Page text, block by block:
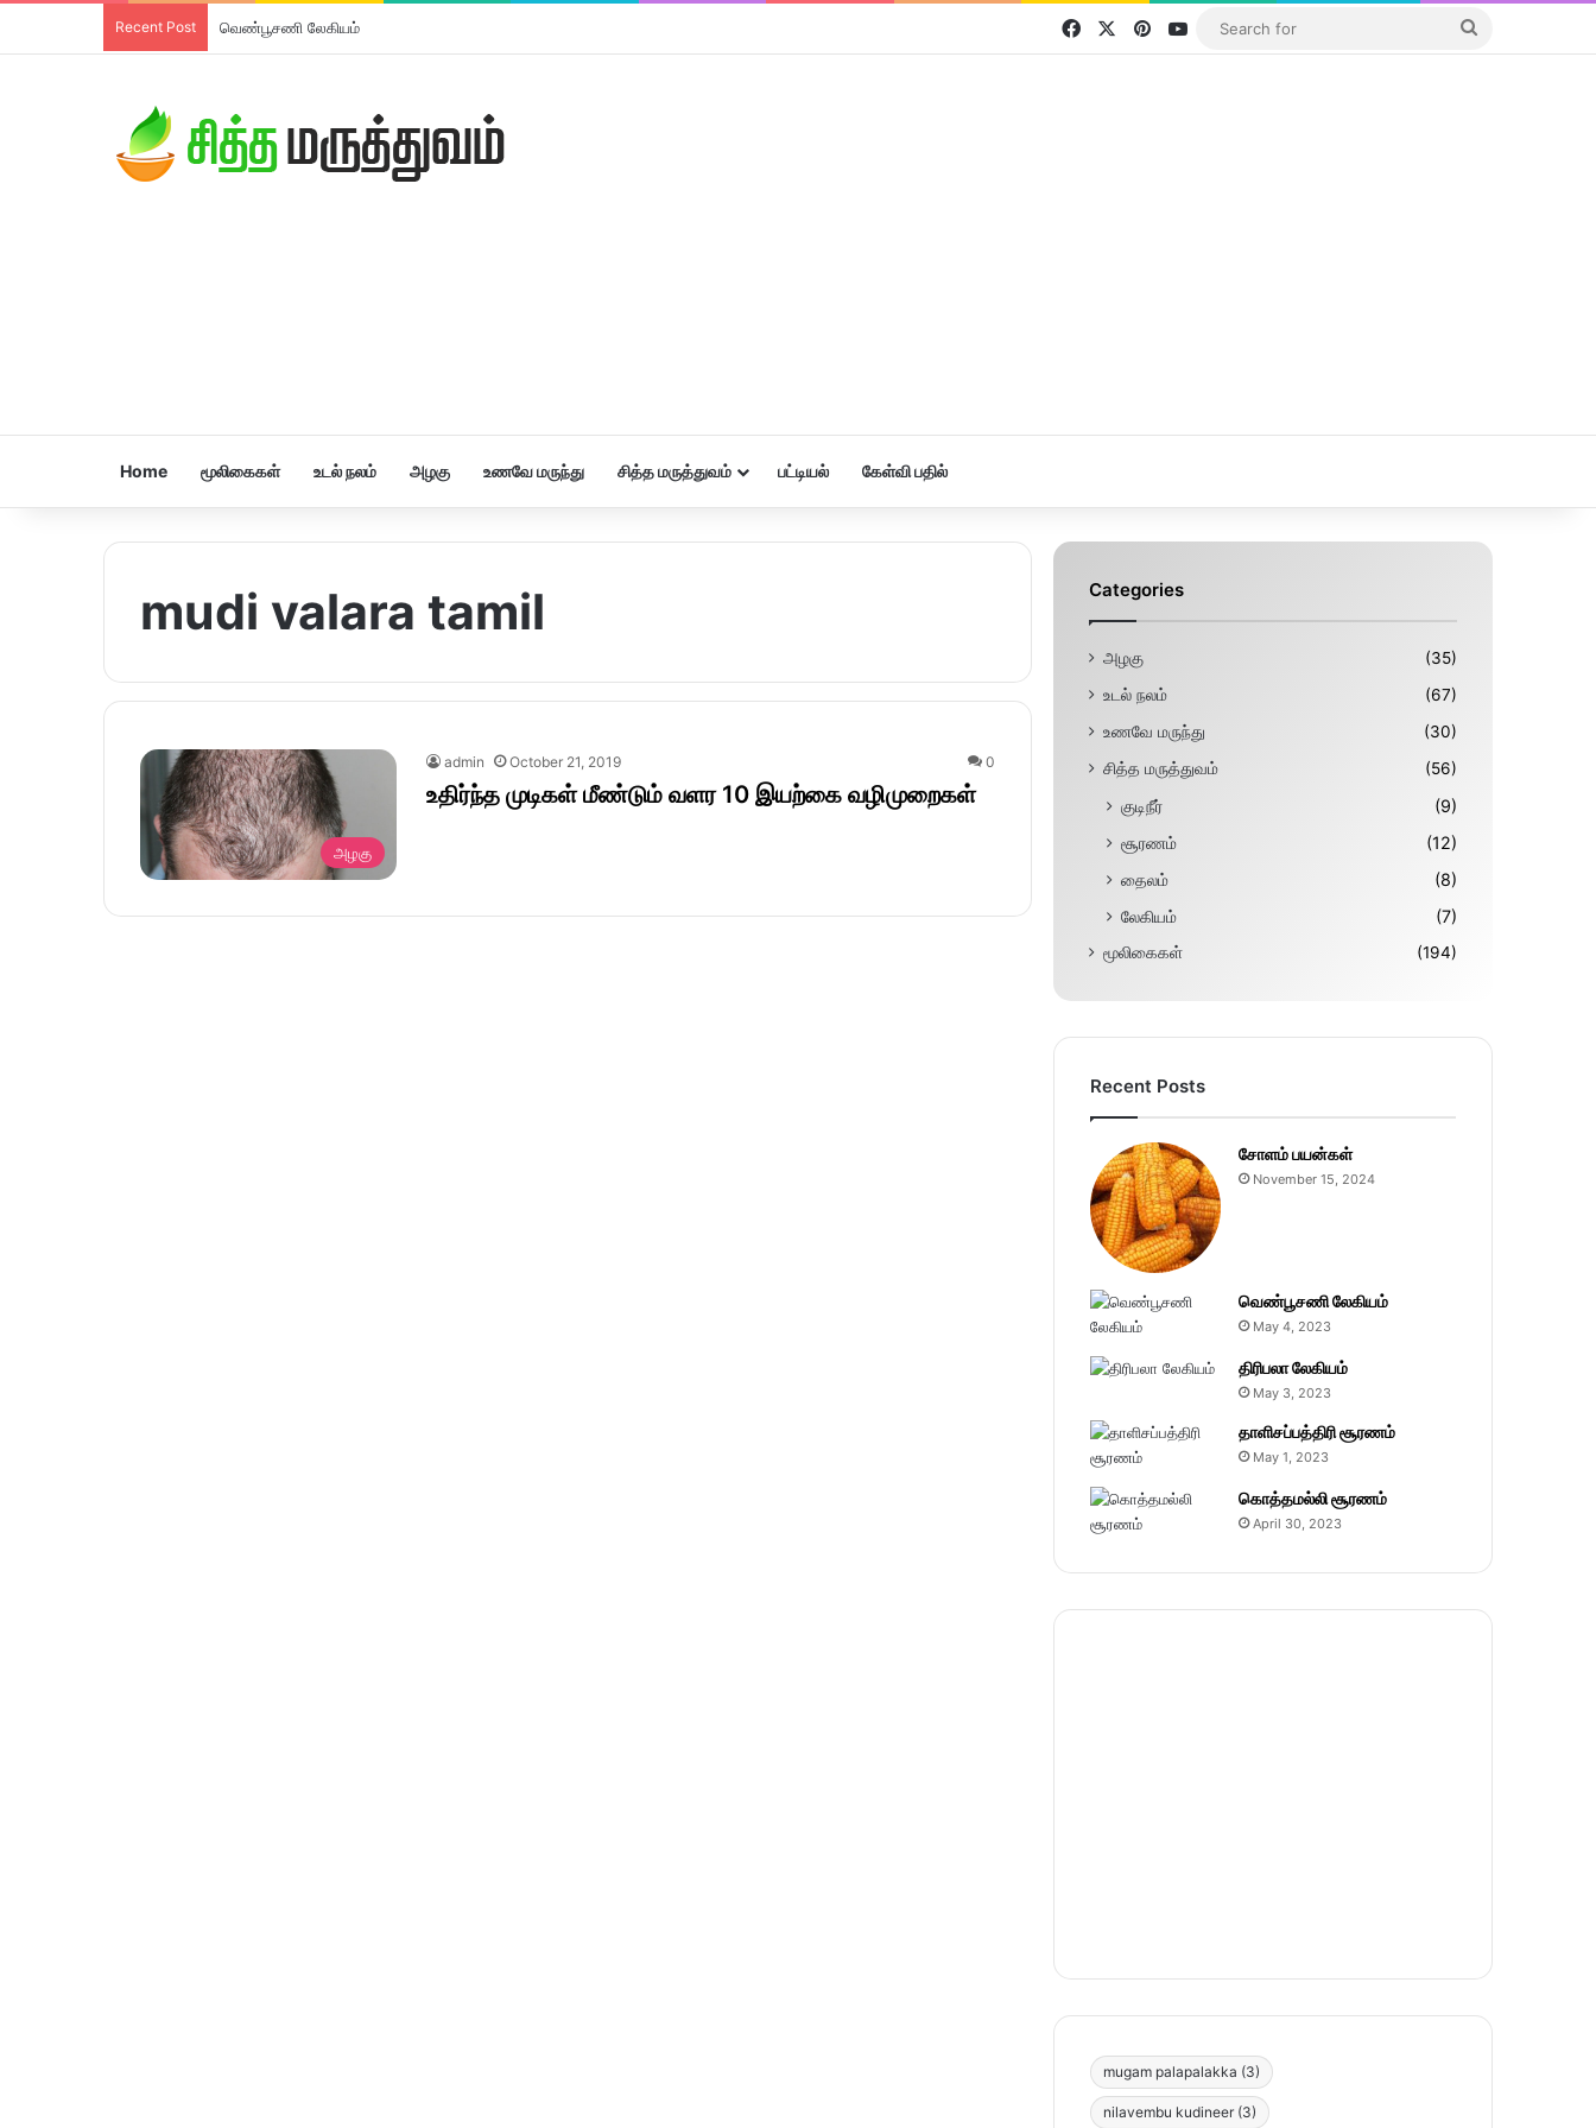
Recent Post வெண்பூசணி லேகியம் FacebookPinterestYouTube
Home மூலிகைகள் உடல் நலம் அழகு உணவே மருந்து சித்த மருத்துவம் பட்டியல் கேள்வி பதில்
mudi valara tamil
அழகு
admin October 21, 2019 0
உதிர்ந்த முடிகள் மீண்டும் வளர 10 இயற்கை வழிமுறைகள்
Categories
அழகு
(35)
உடல் நலம்
(67)
உணவே மருந்து
(30)
சித்த மருத்துவம்
(56)
குடிநீர்
(9)
சூரணம்
(12)
தைலம்
(8)
லேகியம்
(7)
மூலிகைகள் (194)
Recent Posts
சோளம் பயன்கள்
November 15, 2024
வெண்பூசணி லேகியம்
May 4, 2023
திரிபலா லேகியம்
May 3, 2023
தாளிசப்பத்திரி சூரணம்
May 1, 2023
கொத்தமல்லி சூரணம்
April 30, 2023
mugam palapalakka (3)
nilavembu kudineer (3)